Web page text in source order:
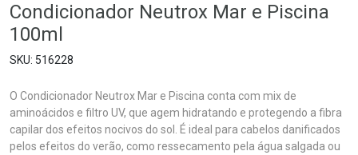
Condicionador Neutrox Mar e Piscina
100ml
516228
O Condicionador Neutrox Mar e Piscina conta com mix de
aminoácidos e filtro UV, que agem hidratando e protegendo a fibra
capilar dos efeitos nocivos do sol. É ideal para cabelos danificados
pelos efeitos do verão, como ressecamento pela água salgada ou